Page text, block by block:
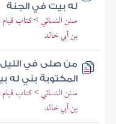
له بيت في الجنة
سنن النسائي > كتاب
بن أبي خالد
من صلى في الليل
المكتوبة بني له
سنن النسائي > كتاب
بن أبي خالد